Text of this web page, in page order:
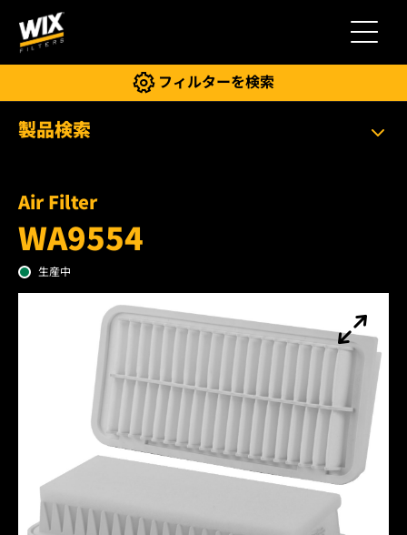
切り替え
フィルターを検索
製品検索
Air Filter
WA9554
生産中